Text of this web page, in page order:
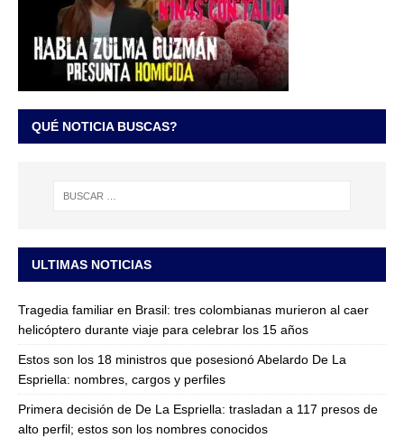
QUÉ NOTICIA BUSCAS?
ULTIMAS NOTICIAS
Tragedia familiar en Brasil: tres colombianas murieron al caer
helicóptero durante viaje para celebrar los 15 años
Estos son los 18 ministros que posesionó Abelardo De La
Espriella: nombres, cargos y perfiles
Primera decisión de De La Espriella: trasladan a 117 presos de
alto perfil; estos son los nombres conocidos